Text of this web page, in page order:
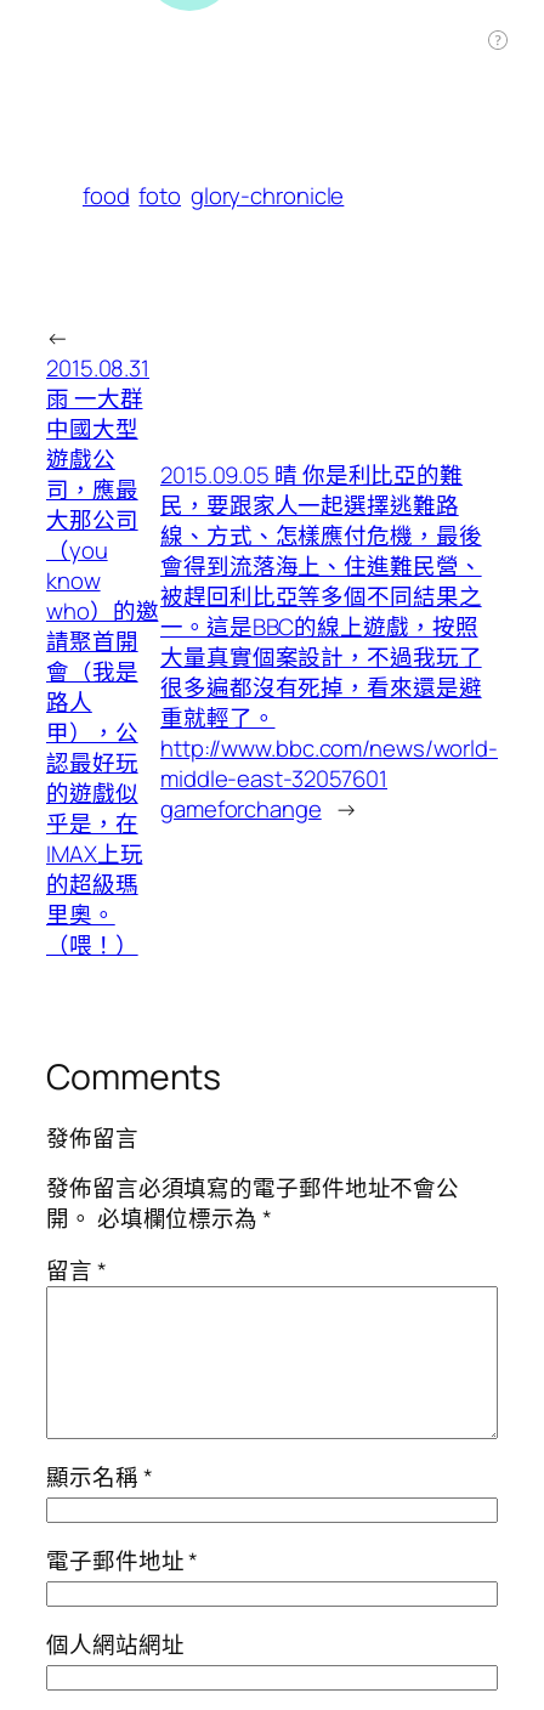
food foto glory-chronicle
←
2015.08.31
雨 一大群
中國大型
遊戲公
司，應最
大那公司
（you
know
who）的邀
請聚首開
會（我是
路人
甲），公
認最好玩
的遊戲似
乎是，在
IMAX上玩
的超級瑪
里奧。
（喂！）
2015.09.05 晴 你是利比亞的難
民，要跟家人一起選擇逃難路
線、方式、怎樣應付危機，最後
會得到流落海上、住進難民營、
被趕回利比亞等多個不同結果之
一。這是BBC的線上遊戲，按照
大量真實個案設計，不過我玩了
很多遍都沒有死掉，看來還是避
重就輕了。
http://www.bbc.com/news/world-
middle-east-32057601
gameforchange →
Comments
發佈留言
發佈留言必須填寫的電子郵件地址不會公
開。 必填欄位標示為*
留言*
顯示名稱*
電子郵件地址*
個人網站網址